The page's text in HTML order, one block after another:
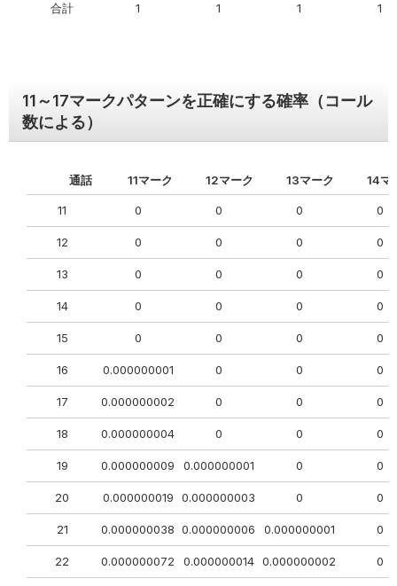
合計 1 1 1 1
11～17マークパターンを正確にする確率（コール
数による）
通話 11マーク 12マーク 13マーク 14マ
11 0 0 0 0
12 0 0 0 0
13 0 0 0 0
14 0 0 0 0
15 0 0 0 0
16 0.000000001 0 0 0
17 0.000000002 0 0 0
18 0.000000004 0 0 0
19 0.000000009 0.000000001 0 0
20 0.000000019 0.000000003 0 0
21 0.000000038 0.000000006 0.000000001 0
22 0.000000072 0.000000014 0.000000002 0